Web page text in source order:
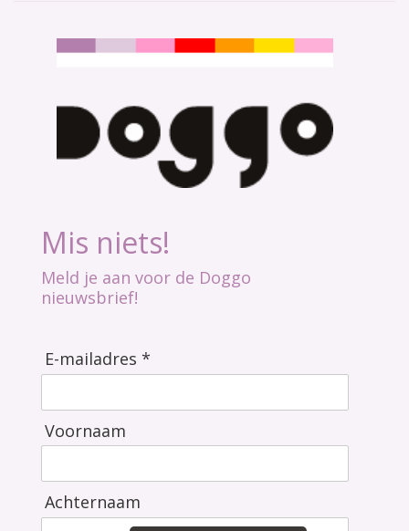
Mis niets!
Meld je aan voor de Doggo
nieuwsbrief!
E-mailadres *
Voornaam
Achternaam